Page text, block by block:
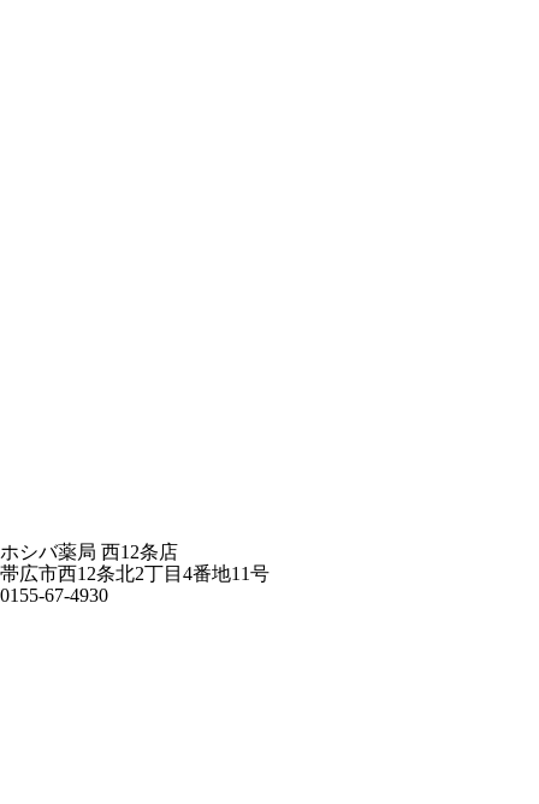
ホシバ薬局 西12条店
帯広市西12条北2丁目4番地11号
0155-67-4930